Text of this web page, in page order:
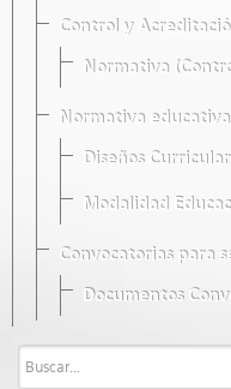
Control y
Normativa
Normativa educativa
Diseños
Modalidad
Convocatorias para
Documentos